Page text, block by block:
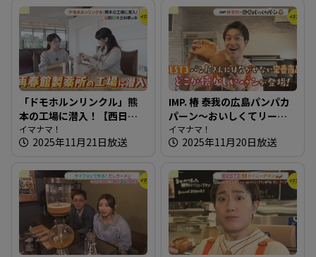
「ドモホルンリンクル」熊
本の工場に潜入！【西日本
完全制覇の旅】
イマナマ！
2025年11月21日放送
IMP. 椿 泰我の広島パンパカ
パーン～おいしくてリーズ
ナブル！イートインもでき
る種類豊富なお店
イマナマ！
2025年11月20日放送